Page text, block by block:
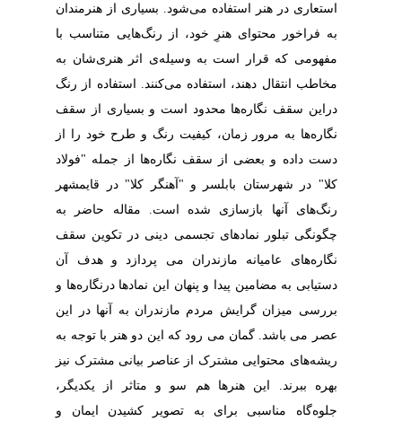
استعاری در هنر استفاده می‌شود. بسیاری از هنرمندان
به فراخور محتوای هنرِ خود، از رنگ‌هایی متناسب با
مفهومی که قرار است به وسیله‌ی اثر هنری‌شان به
مخاطب انتقال دهند، استفاده می‌کنند. استفاده از رنگ
دراین سقف نگاره‌ها محدود است و بسیاری از سقف
نگاره‌ها به مرور زمان، کیفیت رنگ و طرح خود را از
دست داده و بعضی از سقف نگاره‌ها از جمله "فولاد
کلا" در شهرستان بابلسر و "آهنگر کلا" در قایمشهر
رنگ‌های آنها بازسازی شده است. مقاله حاضر به
چگونگی تبلور نمادهای تجسمی دینی در تکوین سقف
نگاره‌های عامیانه مازندران می پردازد و هدف آن
دستیابی به مضامین پیدا و پنهان این نمادها درنگاره‌ها و
بررسی میزان گرایش مردم مازندران به آنها در این
عصر می باشد. گمان می رود که این دو هنر با توجه به
ریشه‌های محتوایی مشترک از عناصر بیانی مشترک نیز
بهره ببرند. این هنرها هم سو و متاثر از یکدیگر،
جلوه‌گاه مناسبی برای به تصویر کشیدن ایمان و